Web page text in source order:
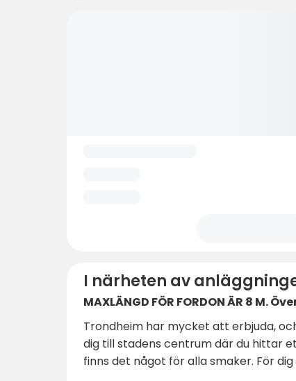
I närheten av
MAXLÄNGD FÖR FORDON ÄR 8
Trondheim har mycket att erbjuda,
dig till stadens centrum där du hittar
finns det något för alla smaker. För